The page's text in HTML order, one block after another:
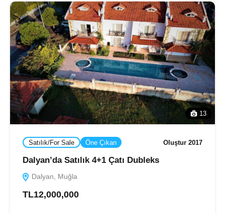
13
Satılık/For Sale Öne Çıkan Oluştur 2017
Dalyan’da Satılık 4+1 Çatı Dubleks
Dalyan, Muğla
TL12,000,000